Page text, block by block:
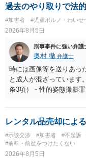
く、相手が真実を話せば
容を述べた場合は、捜
て、真実を説明すれば、
ことだと思われます。
のは致し方ありません。
くのみでしょう。 以上、
過去のやり取りで法
#加害者 #児童ポルノ・わいせ
2026年8月5日
刑事事件に強い弁護
奥村 徹 弁護士
時には画像等を送りあっ
と成人が混ざっています
条3項）・性的姿態撮影
で、警察にバレれば、そ
レンタル品売却によ
#示談交渉 #加害者 #不起訴
#前科・前歴をつけたくない
2026年8月5日